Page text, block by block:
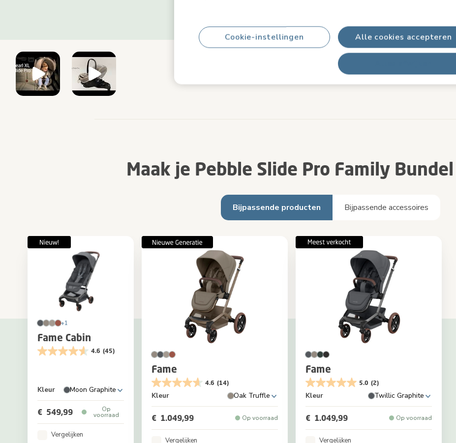
Alle cookies accepteren
Cookie-instellingen
Maak je Pebble Slide Pro Family
Bijpassende producten Bijpassende accessoires
+1
Fame Cabin
4.6 (45)
Kleur Moon Graphite
€ 549,99 Op
voorraad
Vergelijken
Fame
4.6 (14)
Kleur Oak Truffle
€ 1.049,99 Op voorraad
Vergelijken
Fame
5.0 (2)
Kleur Twillic Graphite
€ 1.049,99 Op voorraad
Vergelijken